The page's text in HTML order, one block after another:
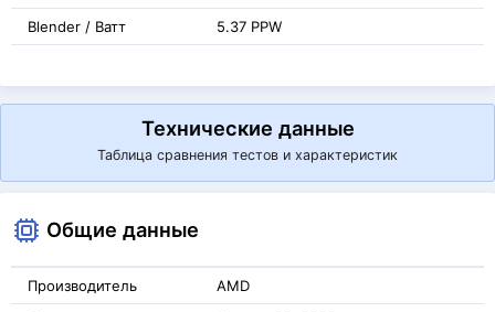
Blender / Ватт 5.37 PPW
Технические данные
Таблица сравнения тестов и характеристик
Общие данные
Производитель AMD